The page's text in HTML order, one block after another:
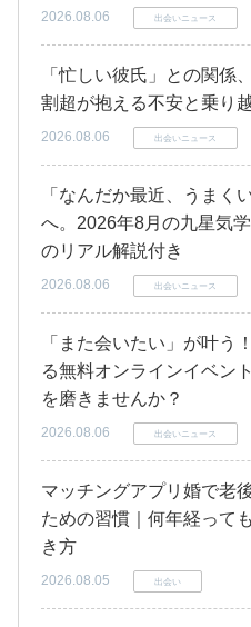
2026.08.06 出会いニュース
「忙しい彼氏」との関係
割超が抱える不安と乗り
2026.08.06 出会いニュース
「なんだか最近、うま
へ。2026年8月の九星気
のリアル解説付き
2026.08.06 出会いニュース
「また会いたい」が叶う
る無料オンラインイベン
を磨きませんか？
2026.08.06 出会いニュース
マッチングアプリ婚で老
ための習慣｜何年経って
き方
2026.08.05 出会い